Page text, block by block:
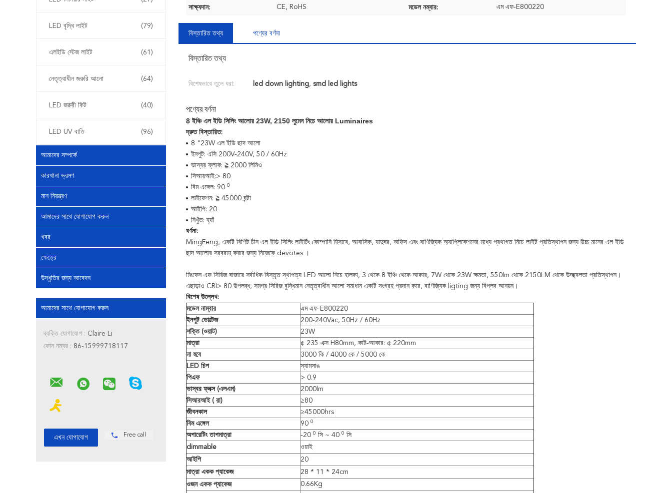
LED বৃদ্ধি লাইট (79)
এলইডি স্টেজ লাইট (61)
নেতৃত্বাধীন জরুরি আলো (64)
LED জরুরী কিট (40)
LED UV বাতি (96)
আমাদের সম্পর্কে
কারখানা ভ্রমণ
মান নিয়ন্ত্রণ
আমাদের সাথে যোগাযোগ করুন
খবর
ক্ষেত্রে
উদ্ধৃতির জন্য আবেদন
আমাদের সাথে যোগাযোগ করুন
ব্যক্তি যোগাযোগ : Claire Li
ফোন নম্বর : 86-15999718117
Free call
সাক্ষ্যদান: CE, RoHS মডেল নম্বার: এম এফ-E800220
বিস্তারিত তথ্য পণ্যের বর্ণনা
বিস্তারিত তথ্য
বিশেষভাবে তুলে ধরা: led down lighting,smd led lights
পণ্যের বর্ণনা
8 ইঞ্চি এল ইডি সিলিং আলোর 23W, 2150 লুমেন নিচে আলোর Luminaires
দ্রুত বিস্তারিত:
8 "23W এল ইডি ছাদ আলো
ইনপুট: এসি 200V-240V, 50 / 60Hz
ভাস্বর ফ্লাক: ≧ 2000 লিমিও
সিআরআই:> 80
বিম এঙ্গেল: 90 0
লাইফেশন: ≧ 45000 ঘন্টা
আইপি: 20
নিখুঁত: হ্যাঁ
বর্ণনা:
MingFeng, একটি বিশিষ্ট চীন এল ইডি সিলিং লাইটিং কোম্পানি হিসাবে, আবাসিক, যাদুঘর, অফিস এবং বাণিজ্যিক অ্যাপ্লিকেশনের মধ্যে প্রথাগত নিচে লাইট প্রতিস্থাপন জন্য উচ্চ মানের এল ইডি
ছাদ আলোর সরবরাহ করার জন্য নিজেকে devotes ।
মিংফেন এফ সিরিজ বাজারে সর্বাধিক বিস্তৃত স্থাপত্য LED আলো নিচে হালকা, 3 থেকে 8 ইঞ্চি থেকে আকার, 7W থেকে 23W ক্ষমতা, 550lm থেকে 2150LM থেকে উজ্জ্বলতা প্রতিস্থাপন।
এছাড়াও CRI> 80 উপলব্ধ, সমগ্র সিরিজ বুদ্ধিমান নেতৃত্বাধীন আলো সমাধান একটি সংগ্রহ প্রদান করে, বাণিজ্যিক ligting জন্য বিপ্লব আনয়ন।
বিশেষ উল্লেখ:
মডেল নাম্বার
এম এফ-E800220
ইনপুট ভোল্টেজ
200-240Vac, 50Hz / 60Hz
শক্তি (ওয়াট)
23W
মাত্রা
¢ 235 এক্স H80mm, কাট-আকার: ¢ 220mm
না হবে
3000 কি / 4000 কে / 5000 কে
LED চিপ
স্যামসাঙ
পিএফ
> 0.9
ভাস্বর ফ্লক্স (এলএম)
2000lm
সিআরআই ( রা)
≥80
জীবনকাল
≥45000hrs
বিম এঙ্গেল
90 0
অপারেটিং তাপমাত্রা -20 0 সি ~ 40 0 সি
dimmable
ওয়াই
আইপি
20
মাত্রা একক প্যাকেজ
28 * 11 * 24cm
ওজন একক প্যাকেজ
0.66Kg